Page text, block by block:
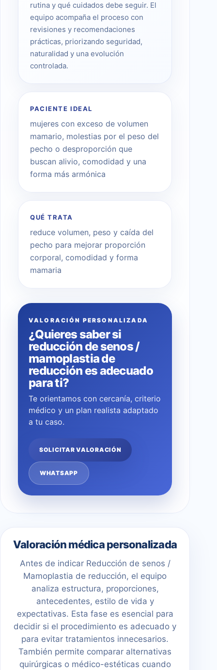
rutina y qué cuidados debe seguir. El
equipo acompaña el proceso con
revisiones y recomendaciones
prácticas, priorizando seguridad,
naturalidad y una evolución
controlada.
PACIENTE IDEAL
mujeres con exceso de volumen
mamario, molestias por el peso del
pecho o desproporción que
buscan alivio, comodidad y una
forma más armónica
QUÉ TRATA
reduce volumen, peso y caída del
pecho para mejorar proporción
corporal, comodidad y forma
mamaria
VALORACIÓN PERSONALIZADA
¿Quieres saber si
reducción de senos /
mamoplastia de
reducción es adecuado
para ti?
Te orientamos con cercanía, criterio
médico y un plan realista adaptado
a tu caso.
SOLICITAR VALORACIÓN
WHATSAPP
Valoración médica personalizada
Antes de indicar Reducción de senos /
Mamoplastia de reducción, el equipo
analiza estructura, proporciones,
antecedentes, estilo de vida y
expectativas. Esta fase es esencial para
decidir si el procedimiento es adecuado y
para evitar tratamientos innecesarios.
También permite comparar alternativas
quirúrgicas o médico-estéticas cuando